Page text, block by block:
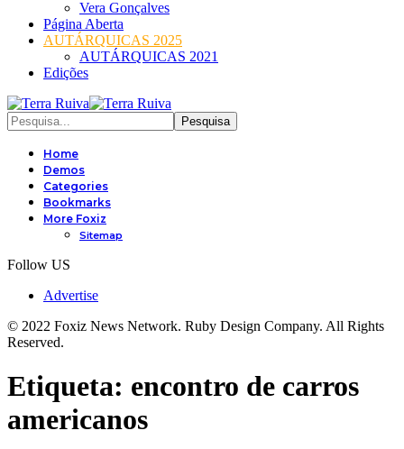
Vera Gonçalves
Página Aberta
AUTÁRQUICAS 2025
AUTÁRQUICAS 2021
Edições
Home
Demos
Categories
Bookmarks
More Foxiz
Sitemap
Follow US
Advertise
© 2022 Foxiz News Network. Ruby Design Company. All Rights
Reserved.
Etiqueta: encontro de carros
americanos